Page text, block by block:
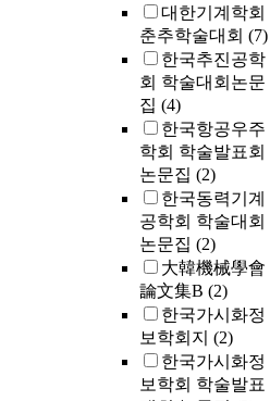
대한기계학회
춘추학술대회 (7)
한국추진공학
회 학술대회논문
집 (4)
한국항공우주
학회 학술발표회
논문집 (2)
한국동력기계
공학회 학술대회
논문집 (2)
大韓機械學會
論文集B (2)
한국가시화정
보학회지 (2)
한국가시화정
보학회 학술발표